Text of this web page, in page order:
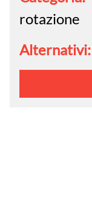
rotazione
Alternativi: